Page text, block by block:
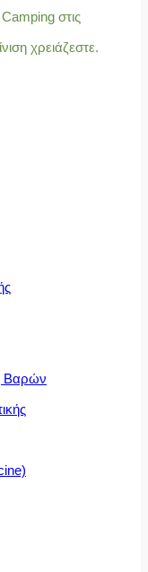
στις
χρειάζεστε.
Βαρών